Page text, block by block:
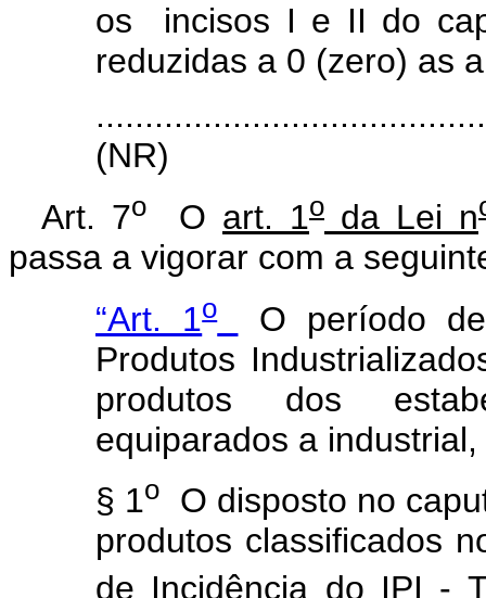
os incisos I e II do
reduzidas a 0 (zero) as
(NR)
Art. 7o O art. 1o da Lei n
passa a vigorar com a
“Art. 1o
O período
Produtos
produtos dos
equiparados a
§ 1o
O disposto no
produtos classificados
de Incidência do IPI -